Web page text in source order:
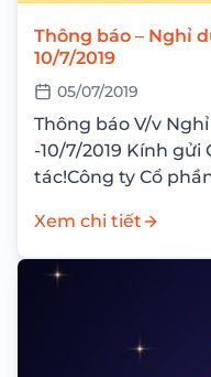
Thông báo – Nghỉ
10/7/2019
05/07/2019
Thông báo V/v
-10/7/2019 Kính gửi Quý khách hàng, Quý đối
tác!Công ty Cổ
Xem chi tiết